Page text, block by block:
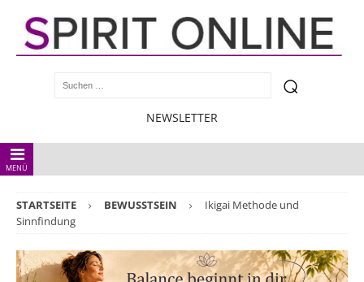
NEWSLETTER
MENÜ
STARTSEITE BEWUSSTSEIN
Ikigai Methode und
Sinnfindung